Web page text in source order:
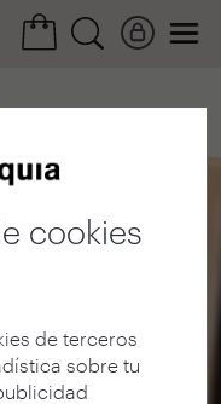
cookies
de terceros
sobre tu